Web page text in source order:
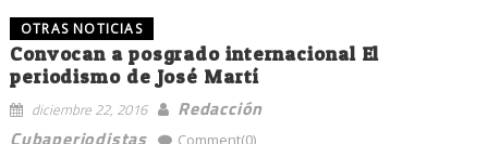
OTRAS NOTICIAS
Convocan a posgrado internacional El
periodismo de José Martí
diciembre 22, 2016
Redacción
Cubaperiodistas
Comment(0)